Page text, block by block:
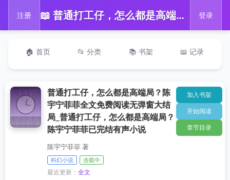
注册 📖 普通打工仔，怎么都是高端局？陈宇宁菲菲全文免费阅读无弹窗大结局_普通打工仔，怎么都是高端局？陈宇宁菲菲已完结有声小说 登录
🏠 首页 📂 分类 📚 书架 📖 记录
普通打工仔，怎么都是高端局？陈
宇宁菲菲全文免费阅读无弹窗大结
局_普通打工仔，怎么都是高端局？
陈宇宁菲菲已完结有声小说
陈宇宁菲菲 著
科幻小说 连载中
最近更新：全文
加入书架
开始阅读
章节目录